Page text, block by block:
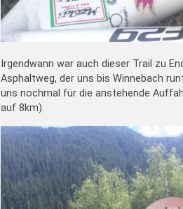
Irgendwann war auch dieser Trail zu
Asphaltweg, der uns bis Winnebach
uns nochmal für die anstehende
auf 8km).